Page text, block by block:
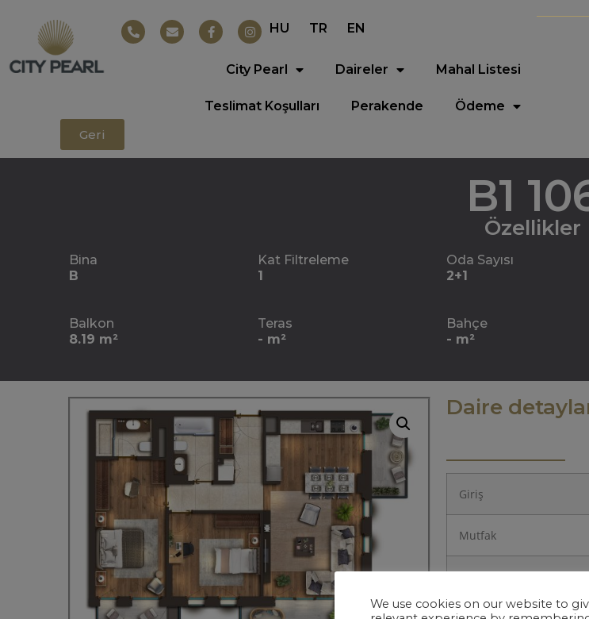
HU TR EN
City Pearl Daireler Mahal Listesi
Teslimat Koşulları Perakende Ödeme
Geri
B1
Özellikler
Bina
B
Kat Filtreleme
1
Oda Sayısı
2+1
Balkon
8.19 m²
Teras
- m²
Bahçe
- m²
Daire
Giriş
Mutfak
Salon
We use cookies on our website to